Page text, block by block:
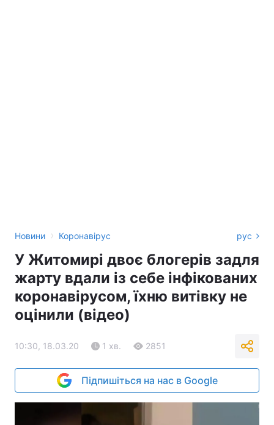
Новини › Коронавірус рус
У Житомирі двоє блогерів задля
жарту вдали із себе інфікованих
коронавірусом, їхню витівку не
оцінили (відео)
10:30, 18.03.20 1 хв. 2851
Підпишіться на нас в Google